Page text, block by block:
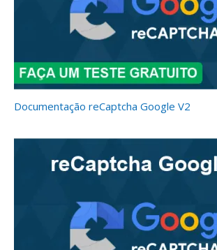
Documentação reCaptcha Google V2